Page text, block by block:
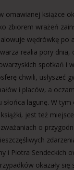
omawianej książce
zbiorem wrażeń
wędrówkę po
realia pory dnia,
spotkań i
chwili, usłyszeć
i placów, a
słońca lagunę. W
jest też
o
i Piotra Sendeckich
okazały się